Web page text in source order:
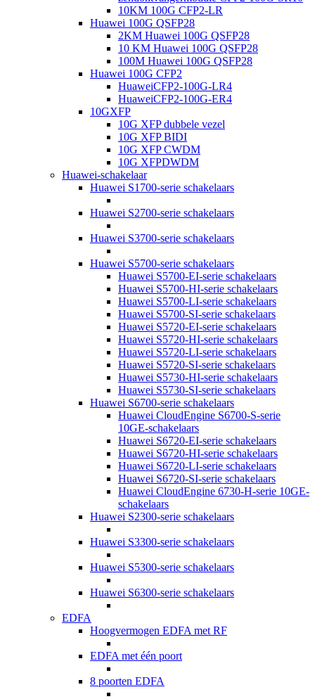
10KM 100G CFP2-LR
Huawei 100G QSFP28
2KM Huawei 100G QSFP28
10 KM Huawei 100G QSFP28
100M Huawei 100G QSFP28
Huawei 100G CFP2
HuaweiCFP2-100G-LR4
HuaweiCFP2-100G-ER4
10GXFP
10G XFP dubbele vezel
10G XFP BIDI
10G XFP CWDM
10G XFPDWDM
Huawei-schakelaar
Huawei S1700-serie schakelaars
Huawei S2700-serie schakelaars
Huawei S3700-serie schakelaars
Huawei S5700-serie schakelaars
Huawei S5700-EI-serie schakelaars
Huawei S5700-HI-serie schakelaars
Huawei S5700-LI-serie schakelaars
Huawei S5700-SI-serie schakelaars
Huawei S5720-EI-serie schakelaars
Huawei S5720-HI-serie schakelaars
Huawei S5720-LI-serie schakelaars
Huawei S5720-SI-serie schakelaars
Huawei S5730-HI-serie schakelaars
Huawei S5730-SI-serie schakelaars
Huawei S6700-serie schakelaars
Huawei CloudEngine S6700-S-serie
10GE-schakelaars
Huawei S6720-EI-serie schakelaars
Huawei S6720-HI-serie schakelaars
Huawei S6720-LI-serie schakelaars
Huawei S6720-SI-serie schakelaars
Huawei CloudEngine 6730-H-serie 10GE-
schakelaars
Huawei S2300-serie schakelaars
Huawei S3300-serie schakelaars
Huawei S5300-serie schakelaars
Huawei S6300-serie schakelaars
EDFA
Hoogvermogen EDFA met RF
EDFA met één poort
8 poorten EDFA